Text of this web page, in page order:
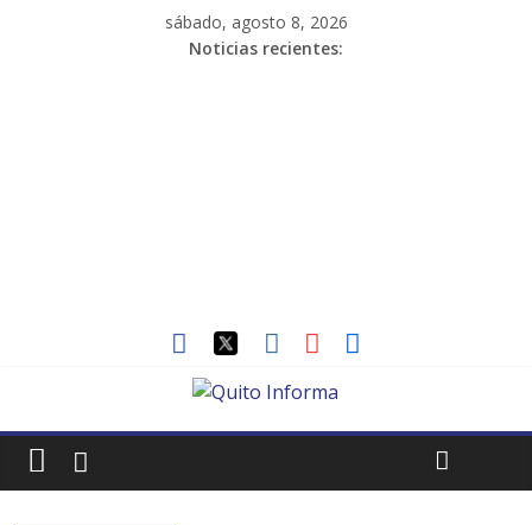
sábado, agosto 8, 2026
Noticias recientes: